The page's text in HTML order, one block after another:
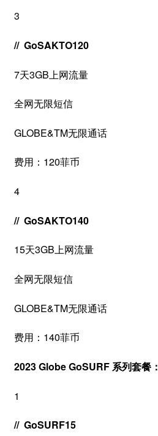
3
// GoSAKTO120
7天3GB上网流量
全网无限短信
GLOBE&TM无限通话
费用：120菲币
4
// GoSAKTO140
15天3GB上网流量
全网无限短信
GLOBE&TM无限通话
费用：140菲币
2023 Globe GoSURF 系列套餐：
1
// GoSURF15